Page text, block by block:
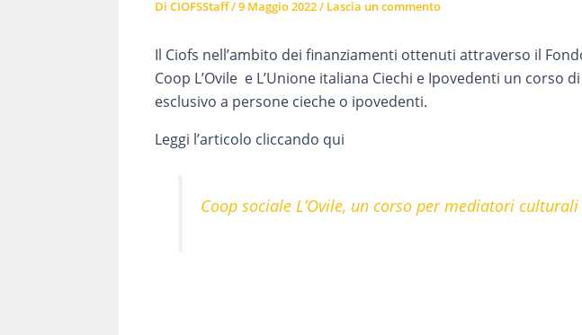
Di CIOFSStaff/9 Maggio 2022/ Lascia un commento
Il Ciofs nell’ambito dei finanziamenti ottenuti attraverso il
Coop L’Ovile e L’Unione italiana Ciechi e Ipovedenti un
esclusivo a persone cieche o ipovedenti.
Leggi l’articolo cliccando qui
Coop sociale L’Ovile, un corso per mediatori